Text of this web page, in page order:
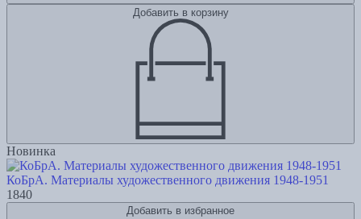
Добавить в корзину
Новинка
КоБрА. Материалы художественного движения 1948-1951
1840
Добавить в избранное